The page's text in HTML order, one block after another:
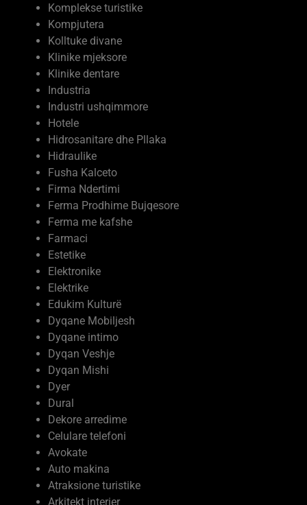
Kompjutera
Kolltuke divane
Klinike mjeksore
Klinike dentare
Industria
Industri ushqimmore
Hotele
Hidrosanitare dhe Pllaka
Hidraulike
Fusha Kalceto
Firma Ndertimi
Ferma Prodhime Bujqesore
Ferma me kafshe
Farmaci
Estetike
Elektronike
Elektrike
Edukim Kulturë
Dyqane Mobiljesh
Dyqane intimo
Dyqan Veshje
Dyqan Mishi
Dyer
Dural
Dekore arredime
Celulare telefoni
Avokate
Auto makina
Atraksione turistike
Arkitekt interier
Argëtimi